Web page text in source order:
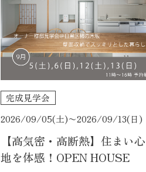
完成見学会
2026/09/05(土)〜2026/09/13(日)
【高気密・高断熱】住まい心
地を体感！OPEN HOUSE